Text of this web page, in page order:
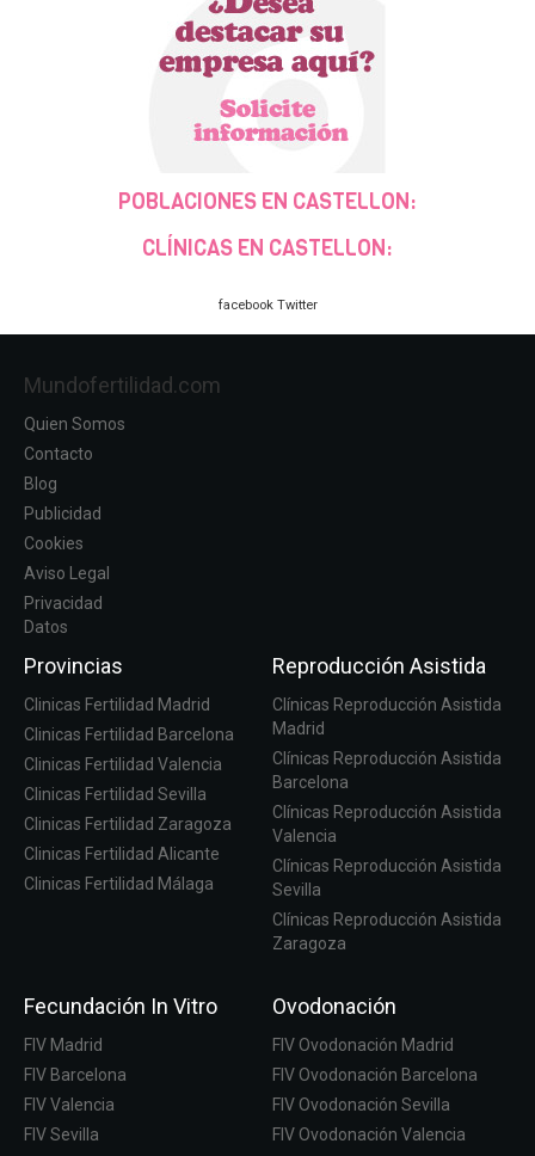
POBLACIONES EN CASTELLON:
CLÍNICAS EN CASTELLON:
facebook Twitter
Mundofertilidad.com
Quien Somos
Contacto
Blog
Publicidad
Cookies
Aviso Legal
Privacidad
Datos
Provincias
Clinicas Fertilidad Madrid
Clinicas Fertilidad Barcelona
Clinicas Fertilidad Valencia
Clinicas Fertilidad Sevilla
Clinicas Fertilidad Zaragoza
Clinicas Fertilidad Alicante
Clinicas Fertilidad Málaga
Reproducción Asistida
Clínicas Reproducción Asistida
Madrid
Clínicas Reproducción Asistida
Barcelona
Clínicas Reproducción Asistida
Valencia
Clínicas Reproducción Asistida
Sevilla
Clínicas Reproducción Asistida
Zaragoza
Fecundación In Vitro
FIV Madrid
FIV Barcelona
FIV Valencia
FIV Sevilla
Ovodonación
FIV Ovodonación Madrid
FIV Ovodonación Barcelona
FIV Ovodonación Sevilla
FIV Ovodonación Valencia